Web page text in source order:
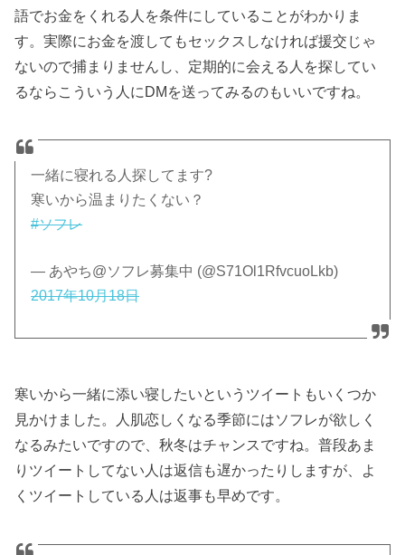
語でお金をくれる人を条件にしていることがわかりま
す。実際にお金を渡してもセックスしなければ援交じゃ
ないので捕まりませんし、定期的に会える人を探してい
るならこういう人にDMを送ってみるのもいいですね。
一緒に寝れる人探してます?
寒いから温まりたくない？
#ソフレ
— あやち@ソフレ募集中 (@S71Ol1RfvcuoLkb)
2017年10月18日
寒いから一緒に添い寝したいというツイートもいくつか
見かけました。人肌恋しくなる季節にはソフレが欲しく
なるみたいですので、秋冬はチャンスですね。普段あま
りツイートしてない人は返信も遅かったりしますが、よ
くツイートしている人は返事も早めです。